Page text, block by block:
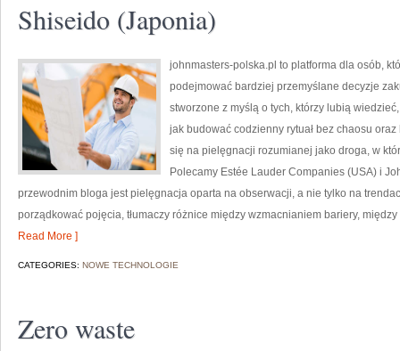
Shiseido (Japonia)
johnmasters-polska.pl to platforma dla osób,
podejmować bardziej przemyślane decyzje
stworzone z myślą o tych, którzy lubią
jak budować codzienny rytuał bez chaosu
się na pielęgnacji rozumianej jako droga, w
Polecamy Estée Lauder Companies (USA) i
przewodnim bloga jest pielęgnacja oparta na obserwacji, a nie tylko na
porządkować pojęcia, tłumaczy różnice między wzmacnianiem bariery,
Read More ]
CATEGORIES: NOWE TECHNOLOGIE
Zero waste